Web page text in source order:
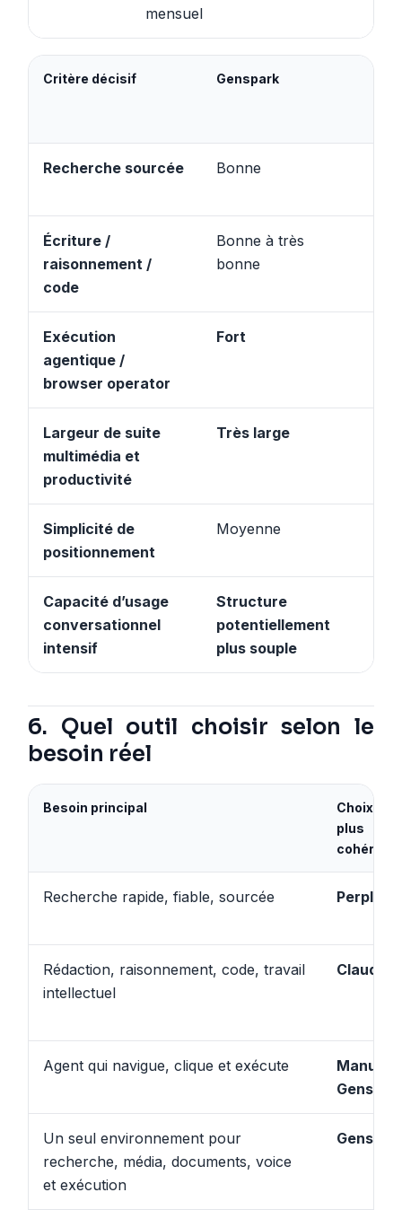
mensuel
Critère décisif Genspark
Recherche sourcée Bonne
Écriture /
raisonnement /
code
Bonne à très
bonne
Exécution
agentique /
browser operator
Fort
Largeur de suite
multimédia et
productivité
Très large
Simplicité de
positionnement
Moyenne
Capacité d’usage
conversationnel
intensif
Structure
potentiellement
plus souple
6. Quel outil choisir selon le
besoin réel
Besoin principal
Choix le
plus
cohérent
Recherche rapide, fiable, sourcée
Rédaction, raisonnement, code, travail
intellectuel
Claude
Agent qui navigue, clique et exécute Manus
Un seul environnement pour
recherche, média, documents, voice
et exécution